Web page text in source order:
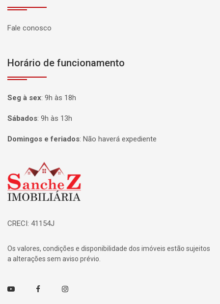
Fale conosco
Horário de funcionamento
Seg à sex: 9h às 18h
Sábados: 9h às 13h
Domingos e feriados: Não haverá expediente
Página inicial
CRECI: 41154J
Os valores, condições e disponibilidade dos imóveis estão sujeitos
a alterações sem aviso prévio.
Youtube FacebookInstagram